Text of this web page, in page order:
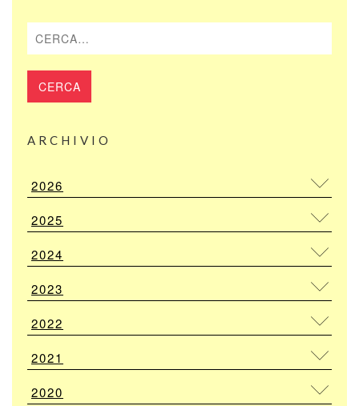
ARCHIVIO
2026
2025
2024
2023
2022
2021
2020